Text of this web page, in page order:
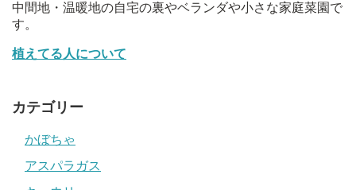
中間地・温暖地の自宅の裏やベランダや小さな家庭菜園で
す。
植えてる人について
カテゴリー
かぼちゃ
アスパラガス